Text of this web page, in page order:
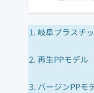
1. 岐阜プラスチ
2. 再生PPモデル
3. バージンPPモ